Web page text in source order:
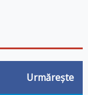
Urmărește